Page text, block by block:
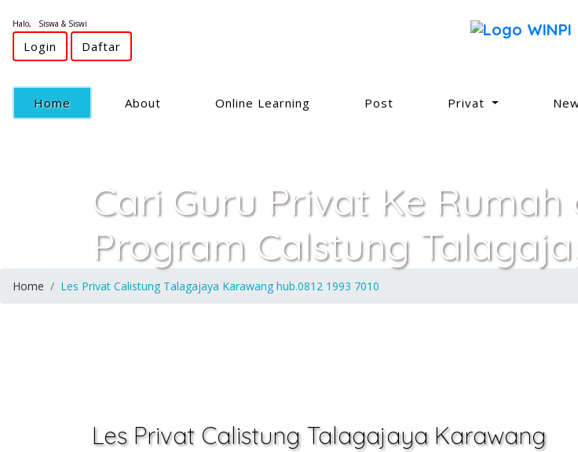
Halo, Siswa & Siswi
Login Daftar
Home(current) About Online Learning Post Privat
Cari Guru Privat Ke Rumah
Program Calstung
Home Les Privat Calistung Talagajaya Karawang hub.0812 1993 7010
Les Privat Calistung Talagajaya Karawang